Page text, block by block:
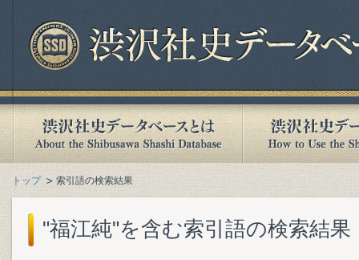
トップ 索引語の検索結果
"福江純"を含む索引語の検索結果